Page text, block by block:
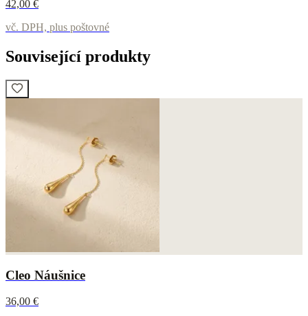
42,00 €
vč. DPH, plus poštovné
Související produkty
Cleo Náušnice
36,00 €